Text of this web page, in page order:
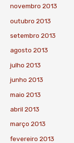
novembro 2013
outubro 2013
setembro 2013
agosto 2013
julho 2013
junho 2013
maio 2013
abril 2013
março 2013
fevereiro 2013